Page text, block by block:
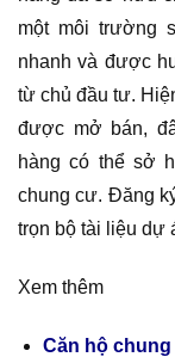
một môi trường
nhanh và được
từ chủ đầu tư.
được mở bán,
hàng có thể sở
chung cư. Đăng
trọn bộ tài liệu dự
Xem thêm
Căn hộ chung